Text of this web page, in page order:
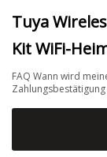
Tuya
Kit WiFi-
FAQ Wann wird meine